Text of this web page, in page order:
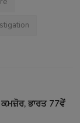
ਭਾਰਤ 77ਵੇਂ